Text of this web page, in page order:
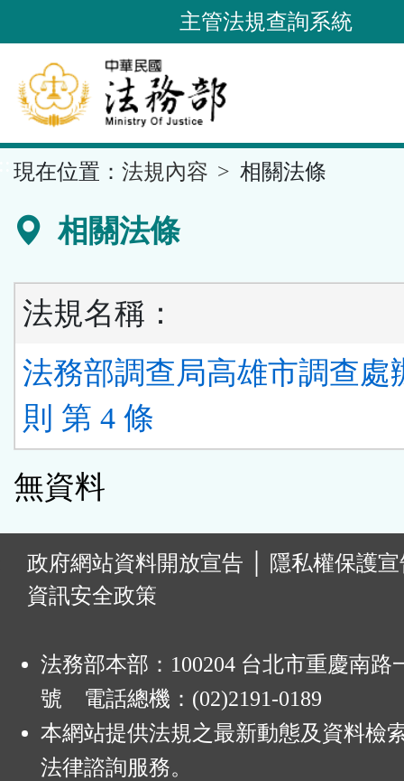
到
要
內
容
區
主管法規查詢系統
現在位置： 法規內容 相關法條
相關法條
法規名稱：
法務部調查局高雄市調查處
則 第 4 條
無資料
政府網站資料開放宣告
隱私權保護
資訊安全政策
法務部本部：100204 台北市重慶南路
號 電話總機：(02)2191-0189
本網站提供法規之最新動態及資料檢
法律諮詢服務。